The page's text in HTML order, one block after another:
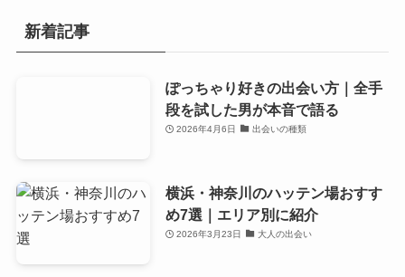
新着記事
ぽっちゃり好きの出会い方｜全手
段を試した男が本音で語る
2026年4月6日 出会いの種類
横浜・神奈川のハッテン場おすす
め7選｜エリア別に紹介
2026年3月23日 大人の出会い